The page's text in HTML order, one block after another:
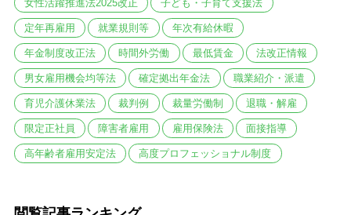
女性活躍推進法2025改正 子ども・子育て支援法
定年再雇用 就業規則等 年次有給休暇
年金制度改正法 時間外労働 最低賃金 法改正情報
男女雇用機会均等法 確定拠出年金法 職業紹介・派遣
育児介護休業法 裁判例 裁量労働制 退職・解雇
限定正社員 障害者雇用 雇用保険法 面接指導
高年齢者雇用安定法 高度プロフェッショナル制度